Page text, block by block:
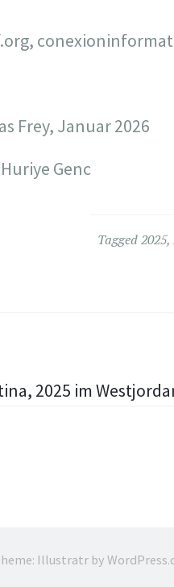
Frey, Januar 2026
Genc
Tagged2025,
2025 im
Illustratr by